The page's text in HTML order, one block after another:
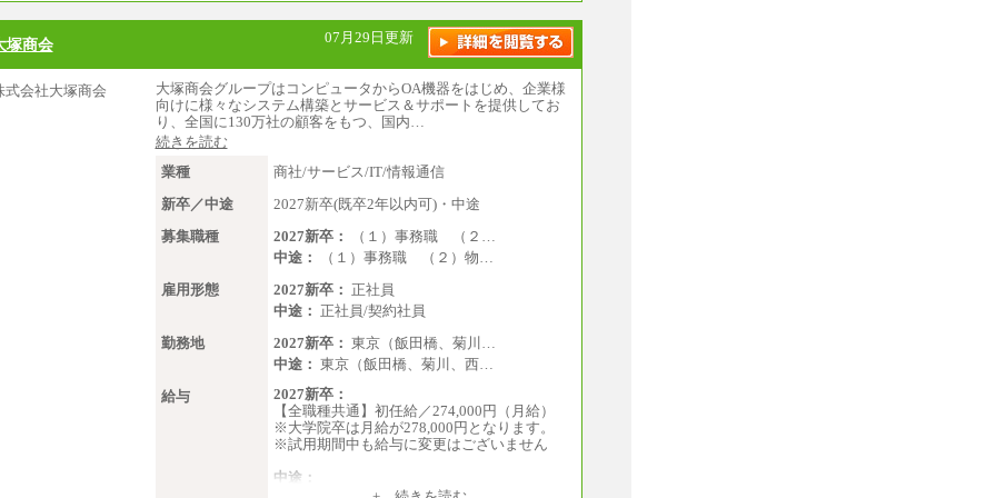
塚商会 07月29日更新
大塚商会グループはコンピュータからOA機器をはじめ、企業様
向けに様々なシステム構築とサービス＆サポートを提供してお
り、全国に130万社の顧客をもつ、国内…
続きを読む
業種
商社/サービス/IT/情報通信
新卒／中途
2027新卒(既卒2年以内可)・中途
募集職種
2027新卒：
（１）事務職 （２…
中途：
（１）事務職 （２）物…
雇用形態
2027新卒： 正社員
中途： 正社員/契約社員
勤務地
2027新卒： 東京（飯田橋、菊川…
中途： 東京（飯田橋、菊川、西…
給与
2027新卒：
【全職種共通】初任給／274,000円（月給）
※大学院卒は月給が278,000円となります。
※試用期間中も給与に変更はございません
中途：
（１）～（４）274,000円（月給）～